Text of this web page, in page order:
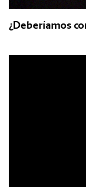
¿Deberíamos